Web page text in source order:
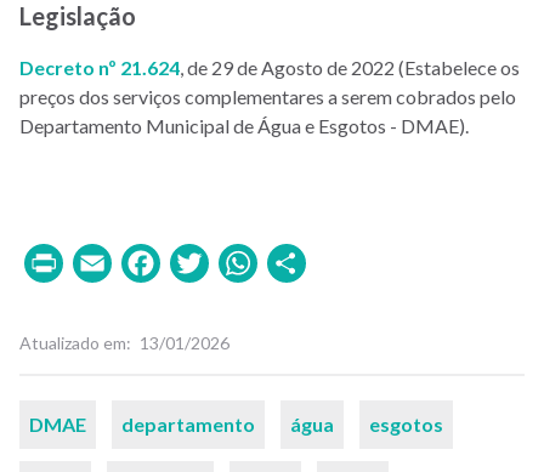
Legislação
Decreto nº 21.624, de 29 de Agosto de 2022 (Estabelece os
preços dos serviços complementares a serem cobrados pelo
Departamento Municipal de Água e Esgotos - DMAE).
PrintEmailFacebook
TwitterWhatsApp
Atualizado em 13/01/2026
Palavras-
DMAE departamento água esgotos